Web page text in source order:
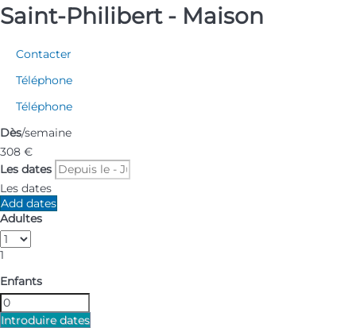
Saint-Philibert - Maison
Contacter
Téléphone
Téléphone
Dès/semaine
308 €
Les dates
Les dates
Add dates
Adultes
1
Enfants
Introduire dates